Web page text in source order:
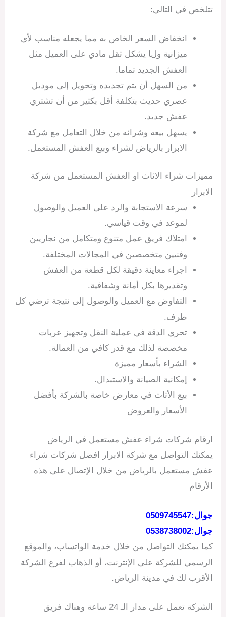
تتلخص في التالي:
انخفاض السعر الخاص به مما يجعله مناسب لأي
ميزانية ولا يشكل ثقل مادي على العميل مثل
العفش الجديد تماما.
من السهل أن يتم تجديده وتحويل إلى موديل
عصري حديث بتكلفة أقل بكثير من أن تشتري
عفش جديد.
يسهل بيعه وشرائه من خلال التعامل مع شركة
الابرار بالرياض لشراء وبيع العفش المستعمل.
مميزات شراء الاثاث او العفش المستعمل من شركة
الابرار
سرعة الاستجابة والرد على العميل والوصول
لموعد في وقت قياسي.
امتلاك فريق عمل متنوع ومتكامل من نجاريين
وفنيين متخصصين في المجالات المختلفة.
اجراء معاينة دقيقة لكل قطعة من العفش
وتقديرها بكل أمانة وشفافية.
التفاوض مع العميل والوصول إلى نتيجة ترضي كل
طرف.
تحري الدقة في عملية النقل وتجهيز عربات
مخصصة لذلك مع قدر كافي من العمالة.
الشراء بأسعار مميزة
إمكانية الصيانة والاستبدال.
بيع الأثاث في معارض خاصة بالشركة بأفضل
الأسعار والعروض
ارقام شركات شراء عفش مستعمل في الرياض
يمكنك التواصل مع شركة الابرار افضل شركات شراء
عفش مستعمل بالرياض من خلال الإتصال على هذه
الأرقام
جوال:0509745547
جوال:0538738002
كما يمكنك التواصل من خلال خدمة الواتساب، والموقع
الرسمي للشركة على الإنترنت، أو الذهاب لفرع الشركة
الأقرب لك في مدينة الرياض.
الشركة تعمل على مدار الـ 24 ساعة وهناك فريق